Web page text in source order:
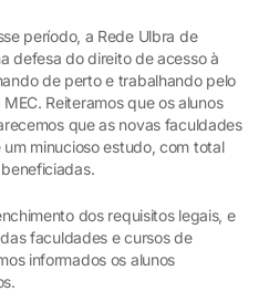
período, a Rede Ulbra de
defesa do direito de acesso à
de perto e trabalhando pelo
Reiteramos que os alunos
que as novas faculdades
minucioso estudo, com total
dos requisitos legais, e
faculdades e cursos de
informados os alunos